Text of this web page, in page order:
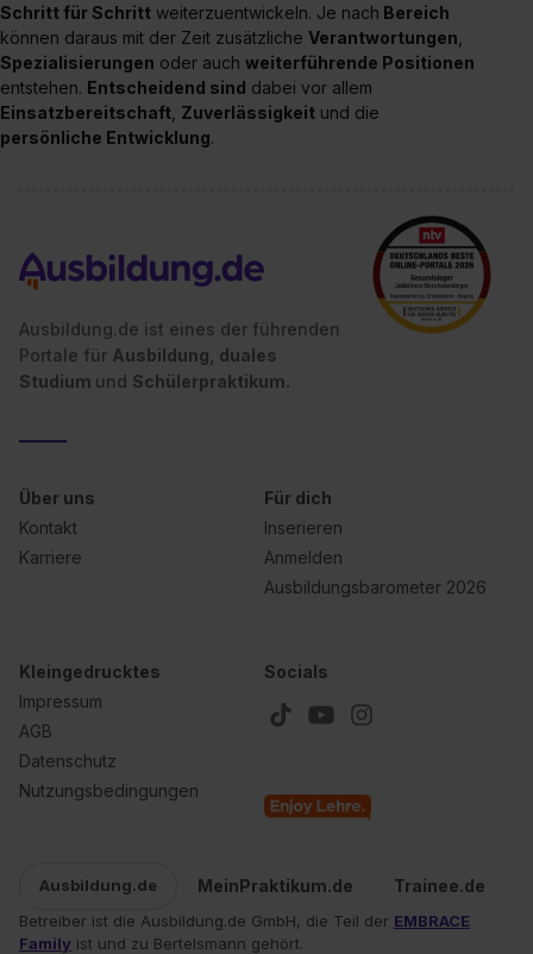
Schritt für Schritt weiterzuentwickeln. Je nach Bereich
können daraus mit der Zeit zusätzliche Verantwortungen
Spezialisierungen oder auch weiterführende Positionen
entstehen. Entscheidend sind dabei vor allem
Einsatzbereitschaft Zuverlässigkeit und die
persönliche Entwicklung.
Ausbildung.de ist eines der führenden
Portale für Ausbildung, duales
Studium und Schülerpraktikum.
Über uns
Kontakt
Karriere
Für dich
Inserieren
Anmelden
Ausbildungsbarometer 2026
Kleingedrucktes
Impressum
AGB
Datenschutz
Nutzungsbedingungen
Socials
Ausbildung.de MeinPraktikum.de Trainee.de
Betreiber ist die Ausbildung.de GmbH, die Teil der EMBRACE
Family ist und zu Bertelsmann gehört.